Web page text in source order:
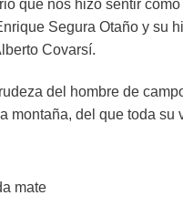
que nos hizo sentir
Segura Otaño y su
Covarsí.
del hombre de
montaña, del que toda
mate